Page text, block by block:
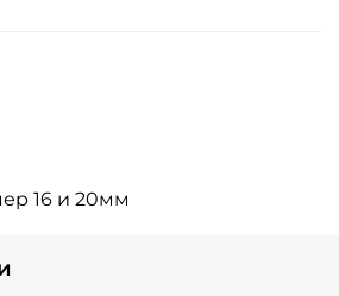
16 и 20мм